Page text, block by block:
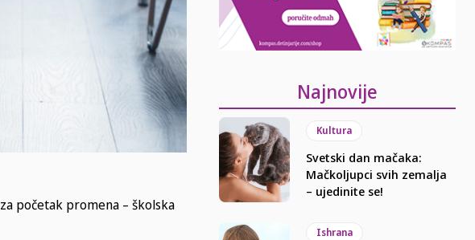
početak promena – školska
Najnovije
Kultura
Svetski dan mačaka:
Mačkoljupci svih zemalja
– ujedinite se!
Ishrana